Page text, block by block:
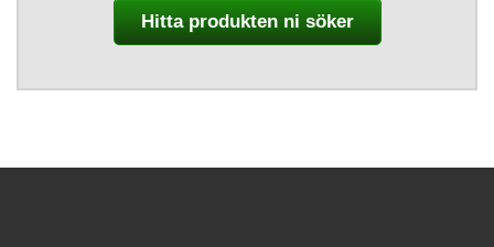
Hitta produkten ni söker